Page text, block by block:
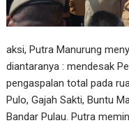
aksi, Putra Manurung
diantaranya : mendesak
pengaspalan total pada
Pulo, Gajah Sakti, Buntu
Bandar Pulau. Putra